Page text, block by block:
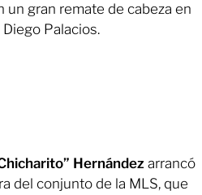
un gran remate de cabeza en
Palacios.
Hernández arrancó
del conjunto de la MLS, que